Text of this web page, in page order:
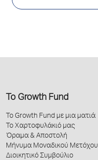
Το Growth Fund
Το Growth Fund με μια ματιά
Το Χαρτοφυλάκιό μας
Όραμα & Αποστολή
Μήνυμα Μοναδικού Μετόχου
Διοικητικό Συμβούλιο